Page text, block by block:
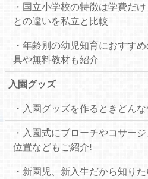
・国立小学校の特徴は学費だ
との違いを私立と比較
・年齢別の幼児知育におすす
具や無料教材も紹介
入園グッズ
・入園グッズを作るときどん
・入園式にブローチやコサー
位置などもご紹介!
・新園児、新入生だから知り